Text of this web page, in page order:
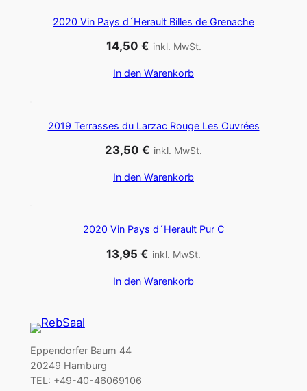
L
a
i
a
n
e
M
n
g
2020 Vin Pays d´Herault Billes de Grenache
14,50 € inkl. MwSt.
In den Warenkorb
2019 Terrasses du Larzac Rouge Les Ouvrées
23,50 € inkl. MwSt.
In den Warenkorb
2020 Vin Pays d´Herault Pur C
13,95 € inkl. MwSt.
In den Warenkorb
Eppendorfer Baum 44
20249 Hamburg
TEL: +49-40-46069106